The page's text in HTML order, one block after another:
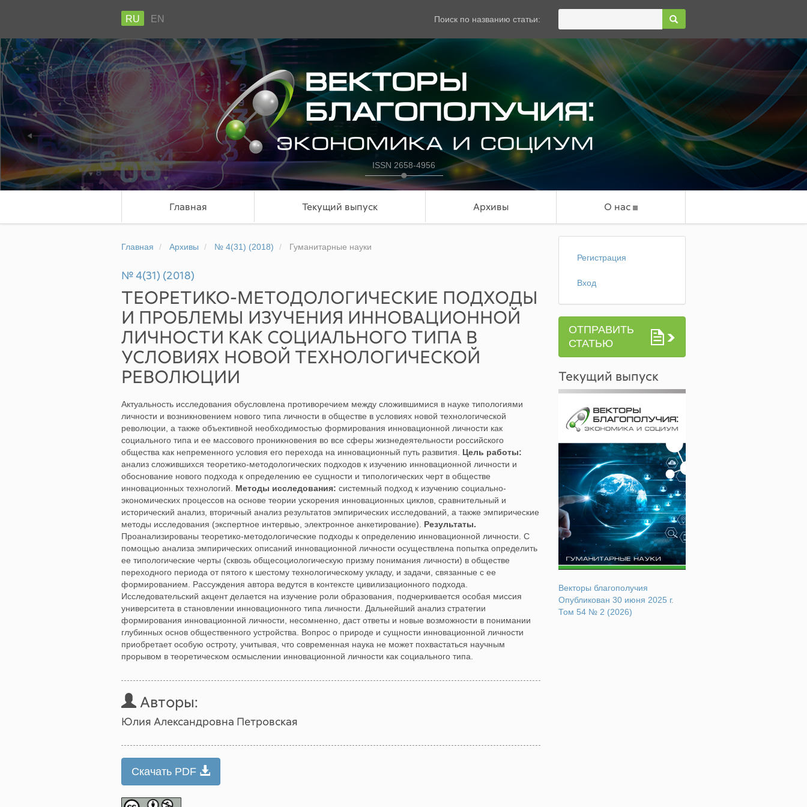
RU EN Поиск по названию статьи:
ISSN 2658-4956
Главная Текущий выпуск Архивы О нас
Главная Архивы № 4(31) (2018) Гуманитарные науки
№ 4(31) (2018)
ТЕОРЕТИКО-МЕТОДОЛОГИЧЕСКИЕ ПОДХОДЫ
И ПРОБЛЕМЫ ИЗУЧЕНИЯ ИННОВАЦИОННОЙ
ЛИЧНОСТИ КАК СОЦИАЛЬНОГО ТИПА В
УСЛОВИЯХ НОВОЙ ТЕХНОЛОГИЧЕСКОЙ
РЕВОЛЮЦИИ
Актуальность исследования обусловлена противоречием между сложившимися в науке типологиями
личности и возникновением нового типа личности в обществе в условиях новой технологической
революции, а также объективной необходимостью формирования инновационной личности как
социального типа и ее массового проникновения во все сферы жизнедеятельности российского
общества как непременного условия его перехода на инновационный путь развития. Цель работы:
анализ сложившихся теоретико-методологических подходов к изучению инновационной личности и
обоснование нового подхода к определению ее сущности и типологических черт в обществе
инновационных технологий. Методы исследования: системный подход к изучению социально-
экономических процессов на основе теории ускорения инновационных циклов, сравнительный и
исторический анализ, вторичный анализ результатов эмпирических исследований, а также эмпирические
методы исследования (экспертное интервью, электронное анкетирование). Результаты.
Проанализированы теоретико-методологические подходы к определению инновационной личности. С
помощью анализа эмпирических описаний инновационной личности осуществлена попытка определить
ее типологические черты (сквозь общесоциологическую призму понимания личности) в обществе
переходного периода от пятого к шестому технологическому укладу, и задачи, связанные с ее
формированием. Рассуждения автора ведутся в контексте цивилизационного подхода.
Исследовательский акцент делается на изучение роли образования, подчеркивается особая миссия
университета в становлении инновационного типа личности. Дальнейший анализ стратегии
формирования инновационной личности, несомненно, даст ответы и новые возможности в понимании
глубинных основ общественного устройства. Вопрос о природе и сущности инновационной личности
приобретает особую остроту, учитывая, что современная наука не может похвастаться научным
прорывом в теоретическом осмыслении инновационной личности как социального типа.
Авторы:
Юлия Александровна Петровская
Скачать PDF
Регистрация
Вход
ОТПРАВИТЬ
СТАТЬЮ
Текущий выпуск
Векторы благополучия
Опубликован 30 июня 2025 г.
Том 54 № 2 (2026)